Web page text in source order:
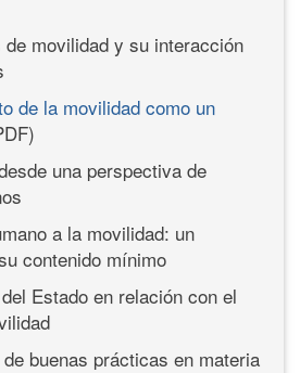
movilidad y su interacción
de la movilidad como un
una perspectiva de
a la movilidad: un
contenido mínimo
Estado en relación con el
buenas prácticas en materia